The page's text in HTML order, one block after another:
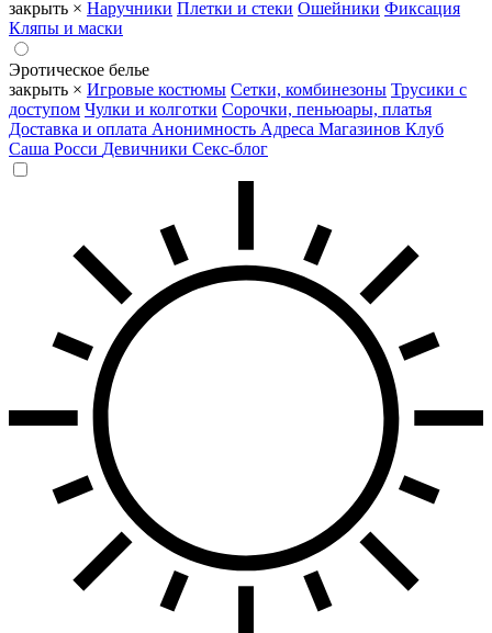
закрыть × Наручники Плетки и стеки Ошейники Фиксация
Кляпы и маски
Эротическое белье
закрыть × Игровые костюмы Сетки, комбинезоны Трусики с
доступом Чулки и колготки Сорочки, пеньюары, платья
Доставка и оплата Анонимность Адреса Магазинов Клуб
Саша Росси Девичники Секс-блог